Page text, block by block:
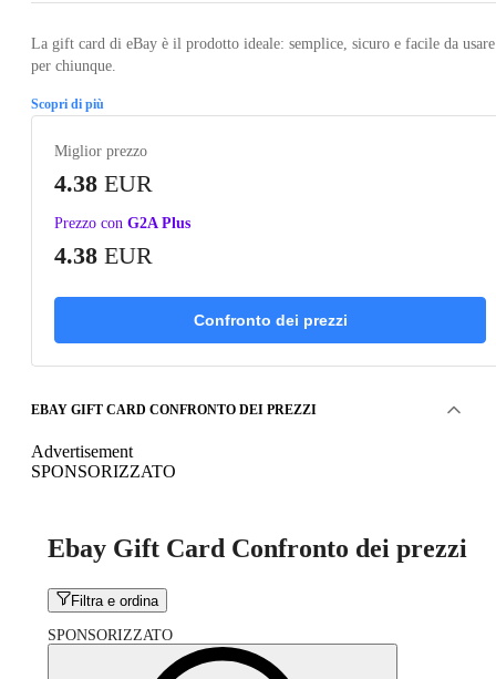
La gift card di eBay è il prodotto ideale: semplice, sicuro e facile da usare
per chiunque.
Scopri di più
Miglior prezzo
4.38 EUR
Prezzo con G2A Plus
4.38 EUR
Confronto dei prezzi
EBAY GIFT CARD CONFRONTO DEI PREZZI
Advertisement
SPONSORIZZATO
Ebay Gift Card Confronto dei prezzi
Filtra e ordina
SPONSORIZZATO